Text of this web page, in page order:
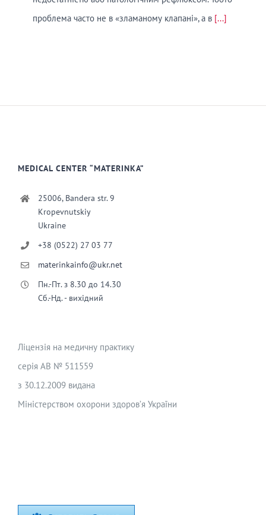
проблема часто не в «зламаному клапані», а в [...]
MEDICAL CENTER “MATERINKA”
25006, Bandera str. 9
Kropevnutskiy
Ukraine
+38 (0522) 27 03 77
materinkainfo@ukr.net
Пн.-Пт. з 8.30 до 14.30
Сб.-Нд. - вихідний
Ліцензія на медичну практику
серія АВ № 511559
з 30.12.2009 видана
Міністерством охорони здоров’я України